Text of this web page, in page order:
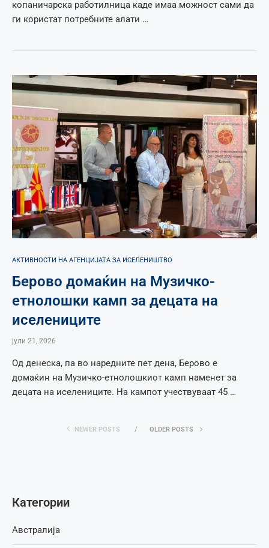
копаничарска работилница каде имаа можност сами да
ги користат потребните алати …
АКТИВНОСТИ НА АГЕНЦИЈАТА ЗА ИСЕЛЕНИШТВО
Берово домаќин на Музичко-
етнолошки камп за децата на
иселениците
јули 21, 2026
Од денеска, па во наредните пет дена, Берово е
домаќин на Музичко-етнолошкиот камп наменет за
децата на иселениците. На кампот учествуваат 45 …
NEWER POSTS OLDER POSTS
Категории
Австралија